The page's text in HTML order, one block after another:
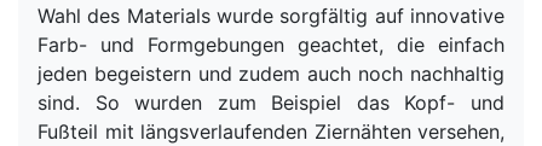
Wahl des Materials wurde sorgfältig auf innovative
Farb- und Formgebungen geachtet, die einfach
jeden begeistern und zudem auch noch nachhaltig
sind. So wurden zum Beispiel das Kopf- und
Fußteil mit längsverlaufenden Ziernähten versehen,